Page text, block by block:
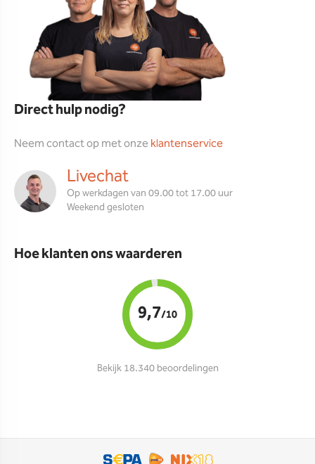
Direct hulp nodig?
Neem contact op met onzeklantenservice
Livechat
Op werkdagen van 09.00 tot 17.00 uur
Weekend gesloten
Hoe klanten ons waarderen
9,7/10
Bekijk 18.340 beoordelingen